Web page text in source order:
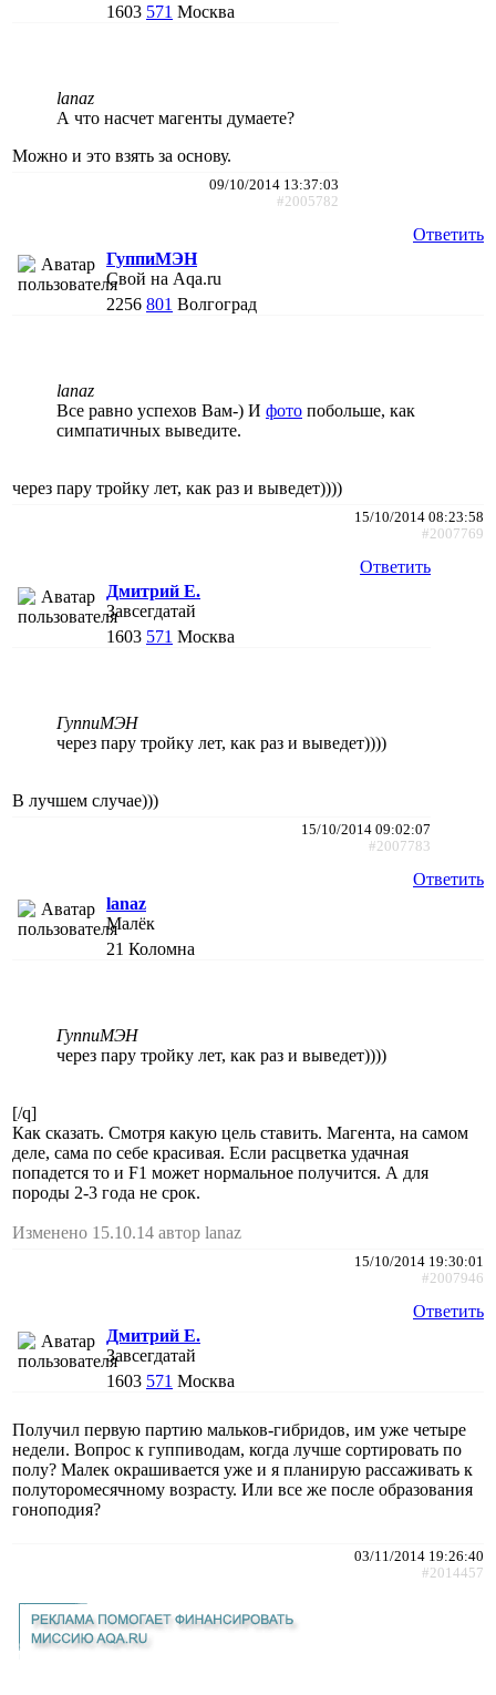
1603 571 Москва
lanaz
А что насчет магенты думаете?
Можно и это взять за основу.
09/10/2014 13:37:03
#2005782
Ответить
ГуппиМЭН
Свой на Aqa.ru
2256 801 Волгоград
lanaz
Все равно успехов Вам-) И фото побольше, как
симпатичных выведите.
через пару тройку лет, как раз и выведет))))
15/10/2014 08:23:58
#2007769
Ответить
Дмитрий Е.
Завсегдатай
1603 571 Москва
ГуппиМЭН
через пару тройку лет, как раз и выведет))))
В лучшем случае)))
15/10/2014 09:02:07
#2007783
Ответить
lanaz
Малёк
21 Коломна
ГуппиМЭН
через пару тройку лет, как раз и выведет))))
[/q]
Как сказать. Смотря какую цель ставить. Магента, на самом
деле, сама по себе красивая. Если расцветка удачная
попадется то и F1 может нормальное получится. А для
породы 2-3 года не срок.
Изменено 15.10.14 автор lanaz
15/10/2014 19:30:01
#2007946
Ответить
Дмитрий Е.
Завсегдатай
1603 571 Москва
Получил первую партию мальков-гибридов, им уже четыре
недели. Вопрос к гуппиводам, когда лучше сортировать по
полу? Малек окрашивается уже и я планирую рассаживать к
полуторомесячному возрасту. Или все же после образования
гоноподия?
03/11/2014 19:26:40
#2014457